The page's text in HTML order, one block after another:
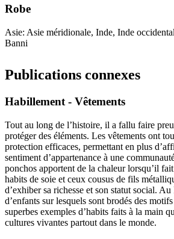
Robe
Asie: Asie méridionale, Inde, Inde
Banni
Publications connexes
Habillement - Vêtements
Tout au long de l’histoire, il a fallu faire
protéger des éléments. Les vêtements ont
protection efficaces, permettant en plus
sentiment d’appartenance à une
ponchos apportent de la chaleur lorsqu’il
habits de soie et ceux cousus de fils
d’exhiber sa richesse et son statut social.
d’enfants sur lesquels sont brodés des
superbes exemples d’habits faits à la main
cultures vivantes partout dans le monde.